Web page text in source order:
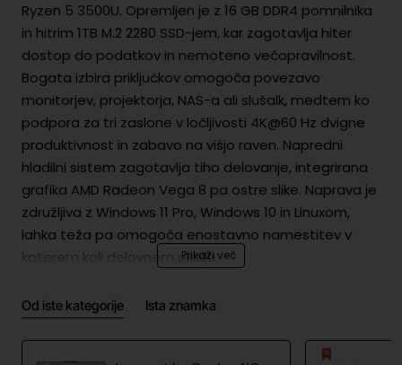
Ryzen 5 3500U. Opremljen je z 16 GB DDR4 pomnilnika
in hitrim 1TB M.2 2280 SSD-jem, kar zagotavlja hiter
dostop do podatkov in nemoteno večopravilnost.
Bogata izbira priključkov omogoča povezavo
monitorjev, projektorja, NAS-a ali slušalk, medtem ko
podpora za tri zaslone v ločljivosti 4K@60 Hz dvigne
produktivnost in zabavo na višjo raven. Napredni
hladilni sistem zagotavlja tiho delovanje, integrirana
grafika AMD Radeon Vega 8 pa ostre slike. Naprava je
združljiva z Windows 11 Pro, Windows 10 in Linuxom,
lahka teža pa omogoča enostavno namestitev v
katerem koli delovnem okolju.
Zmogljivost v kompaktni obliki
3500U s štirimi jedri in osmimi nizi, s turbo hitrostjo do
Od iste kategorije Ista znamka